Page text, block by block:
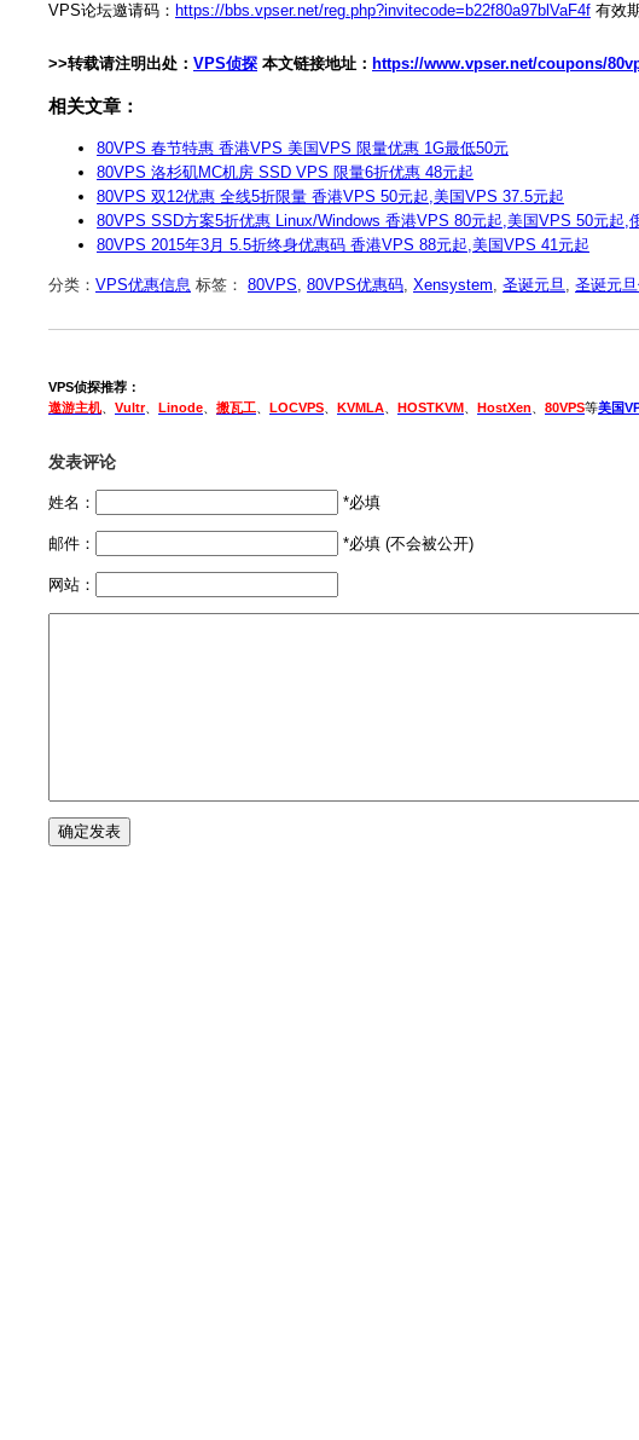
VPS论坛邀请码： https://bbs.vpser.net/reg.php?invitecode=b22f80a97blVaF4f 有效
>>转载请注明出处： VPS侦探 本文链接地址： https://www.vpser.net/coupons/
相关文章：
80VPS 春节特惠 香港VPS 美国VPS 限量优惠 1G最低50元
80VPS 洛杉矶MC机房 SSD VPS 限量6折优惠 48元起
80VPS 双12优惠 全线5折限量 香港VPS 50元起,美国VPS 37.5元起
80VPS SSD方案5折优惠 Linux/Windows 香港VPS 80元起,美国VPS 50元起,
80VPS 2015年3月 5.5折终身优惠码 香港VPS 88元起,美国VPS 41元起
分类： VPS优惠信息 标签： 80VPS, 80VPS优惠码, Xensystem, 圣诞元旦, 圣诞元
VPS侦探推荐：
遨游主机
Vultr、 Linode 搬瓦工 LOCVPS KVMLA HOSTKVM HostXen 80VPS等美国
发表评论
姓名： *必填
邮件： *必填 (不会被公开)
网站：